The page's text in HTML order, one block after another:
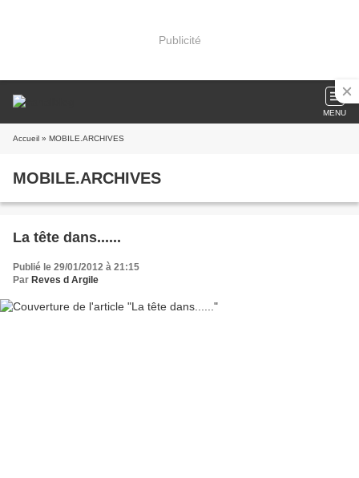
Publicité
MENU
Accueil » MOBILE.ARCHIVES
MOBILE.ARCHIVES
La tête dans......
Publié le 29/01/2012 à 21:15
Par Reves d Argile